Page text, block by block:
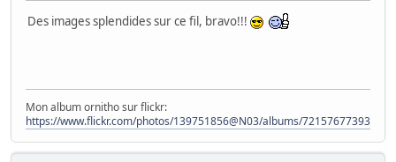
Des images splendides sur ce fil, bravo!!!
Mon album ornitho sur flickr:
https://www.flickr.com/photos/139751856@N03/albums/